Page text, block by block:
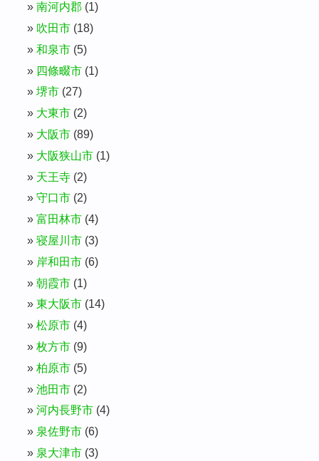
南河内郡 (1)
吹田市 (18)
和泉市 (5)
四條畷市 (1)
堺市 (27)
大東市 (2)
大阪市 (89)
大阪狭山市 (1)
天王寺 (2)
守口市 (2)
富田林市 (4)
寝屋川市 (3)
岸和田市 (6)
朝霞市 (1)
東大阪市 (14)
松原市 (4)
枚方市 (9)
柏原市 (5)
池田市 (2)
河内長野市 (4)
泉佐野市 (6)
泉大津市 (3)